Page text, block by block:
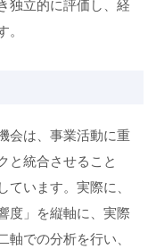
独立的に評価し、経
会は、事業活動に重
と統合させること
います。実際に、
度」を縦軸に、実際
での分析を行い、